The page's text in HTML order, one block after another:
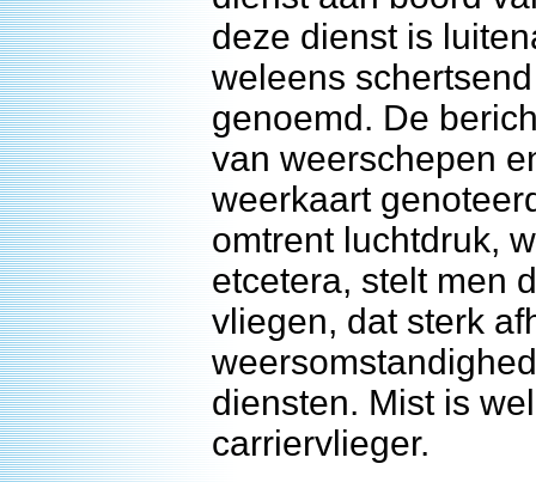
deze dienst is
weleens
genoemd. De
van weerschepen
weerkaart
omtrent luchtdruk,
etcetera, stelt men
vliegen, dat sterk
diensten. Mist is
carriervlieger.